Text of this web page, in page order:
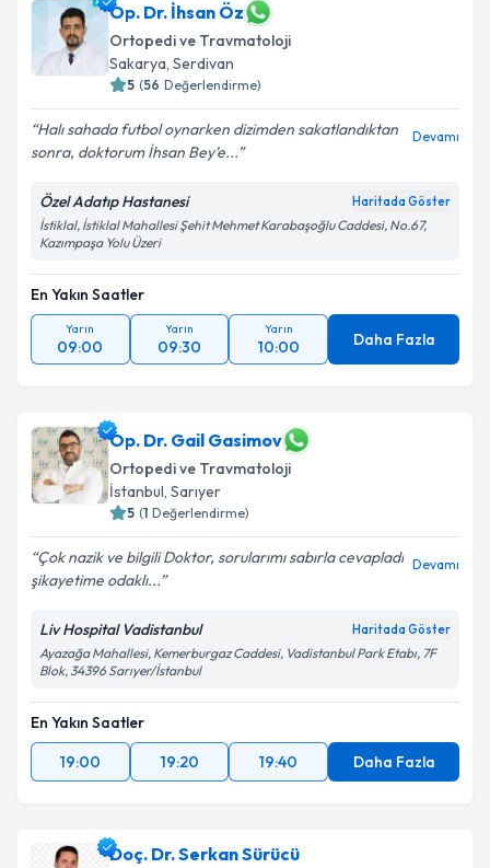
Op. Dr. İhsan Öz
Ortopedi ve Travmatoloji
Sakarya, Serdivan
5 (56 Değerlendirme)
Halı sahada futbol oynarken dizimden sakatlandıktan
sonra, doktorum İhsan Bey’e...
Devamı
Özel Adatıp Hastanesi Haritada Göster
İstiklal, İstiklal Mahallesi Şehit Mehmet Karabaşoğlu Caddesi, No.67,
Kazımpaşa Yolu Üzeri
En Yakın Saatler
Yarın
09:00
Yarın
09:30
Yarın
10:00 Daha Fazla
Op. Dr. Gail Gasimov
Ortopedi ve Travmatoloji
İstanbul, Sarıyer
5 (1 Değerlendirme)
Çok nazik ve bilgili Doktor, sorularımı sabırla cevapladı
şikayetime odaklı...
Devamı
Liv Hospital Vadistanbul Haritada Göster
Ayazağa Mahallesi, Kemerburgaz Caddesi, Vadistanbul Park Etabı, 7F
Blok, 34396 Sarıyer/İstanbul
En Yakın Saatler
19:00
19:20 19:40 Daha Fazla
Doç. Dr. Serkan Sürücü